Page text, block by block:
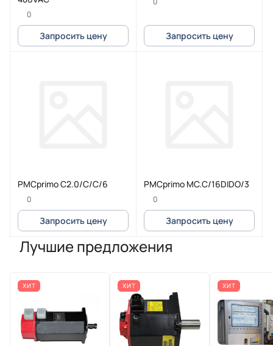
0
Запросить цену Запросить цену
PMCprimo C2.0/C/C/6
0
Запросить цену
PMCprimo MC.C/16DIDO/3
0
Запросить цену
Лучшие предложения
ХИТ ХИТ ХИТ